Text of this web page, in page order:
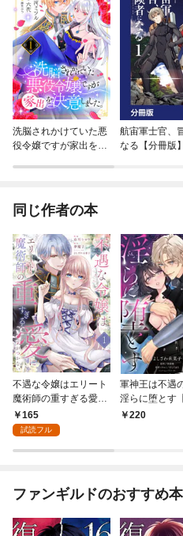
洗脳されかけていた悪
役令嬢ですが家出を決
航宙軍士官、
なる【分冊版】
同じ作者の本
不遇な令嬢はエリート
魔術師の重すぎる愛に
気がつかない１
165
試読フル
軍神王は不遇
淫らに堕とす
売】 1話
220
ファンギルドのおすすめ本